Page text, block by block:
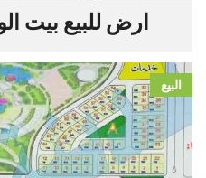
ارض للبيع بيت
البيع